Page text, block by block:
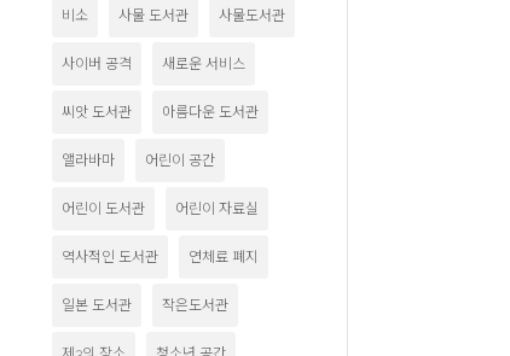
비소 사물 도서관 사물도서관
사이버 공격 새로운 서비스
씨앗 도서관 아름다운 도서관
앨라바마 어린이 공간
어린이 도서관 어린이 자료실
역사적인 도서관 연체료 폐지
일본 도서관 작은도서관